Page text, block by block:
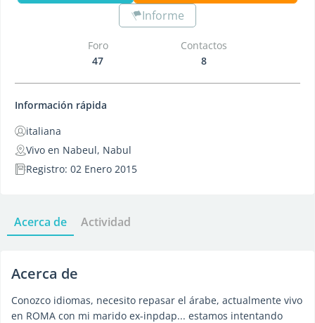
Informe
Foro
47
Contactos
8
Información rápida
italiana
Vivo en Nabeul, Nabul
Registro: 02 Enero 2015
Acerca de Actividad
Acerca de
Conozco idiomas, necesito repasar el árabe, actualmente vivo
en ROMA con mi marido ex-inpdap... estamos intentando